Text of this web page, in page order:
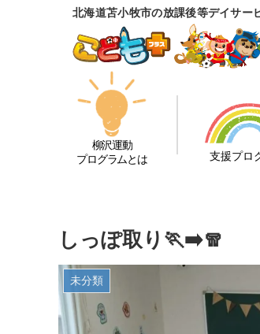
北海道苫小牧市の放課後等デイサ
柳沢運動
プログラムとは
支援プロ
しっぽ取り🏃‍➡️🧣
未分類